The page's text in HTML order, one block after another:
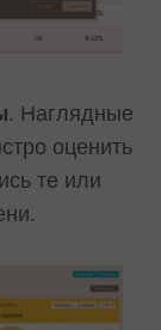
. Наглядные
оценить
те или